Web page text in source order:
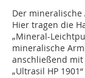
Der
Hier tragen die
„Mineral-
mineralische
anschließend mit
„Ultrasil HP